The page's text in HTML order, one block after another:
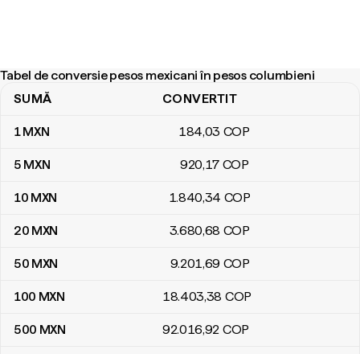
Tabel de conversie pesos mexicani în pesos columbieni
Tabel de conversie pesos mexicani în pesos columbieni
SUMĂ CONVERTIT
1MXN 184,03 COP
5 MXN 920,17 COP
10 MXN 1.840,34 COP
20 MXN 3.680,68 COP
50 MXN 9.201,69 COP
100 MXN 18.403,38 COP
500 MXN 92.016,92 COP